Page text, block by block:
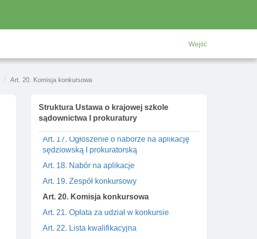
Wejść
Art. 20. Komisja konkursowa
Struktura Ustawa o krajowej szkole
sądownictwa I prokuratury
Art. 15c. Rozporządzenie w sprawie
Rozdział 3. Aplikacje sędziowska I
Art. 16. Nadzór nad organizacją aplikacji
sędziowskiej I prokuratorskiej
Art. 17. Ogłoszenie o naborze na aplikację
sędziowską I prokuratorską
Art. 18. Nabór na aplikacje
Art. 19. Zespół konkursowy
Art. 20. Komisja konkursowa
Art. 21. Opłata za udział w konkursie
Art. 22. Lista kwalifikacyjna